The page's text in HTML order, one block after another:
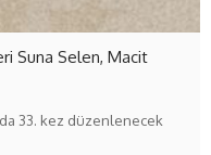
Suna Selen, Macit
33. kez düzenlenecek